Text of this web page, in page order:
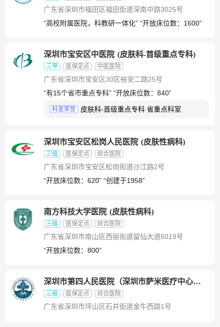
广东省深圳市福田区福田街道深南中路3025号
“高校附属医院，科教研一体化” “开放床位数：1600”
深圳市宝安区中医院 (皮肤科-首级重点专科)
三甲 医保定点 中医医院
广东省深圳市宝安区30区裕安二路25号
“有15个省市重点专科” “开放床位数：840”
科室荣誉 皮肤科-首级重点专科 省重点科室
深圳市宝安区松岗人民医院 (皮肤性病科)
三级 医保定点 综合医院
广东省深圳市宝安区松岗街道沙江路2号
“开放床位数：620” “创建于1958”
南方科技大学医院 (皮肤性病科)
三级 医保定点 综合医院
广东省深圳市南山区西丽街道留仙大道6019号
“开放床位数：800”
深圳市第四人民医院（深圳市萨米医疗中心）
三级 医保定点 综合医院
广东省深圳市坪山区石井街道金牛西路1号